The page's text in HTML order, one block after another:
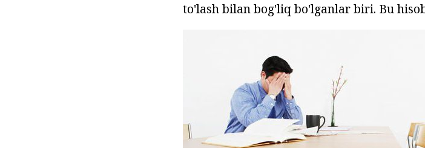
to'lash bilan bog'liq bo'lganlar biri. Bu